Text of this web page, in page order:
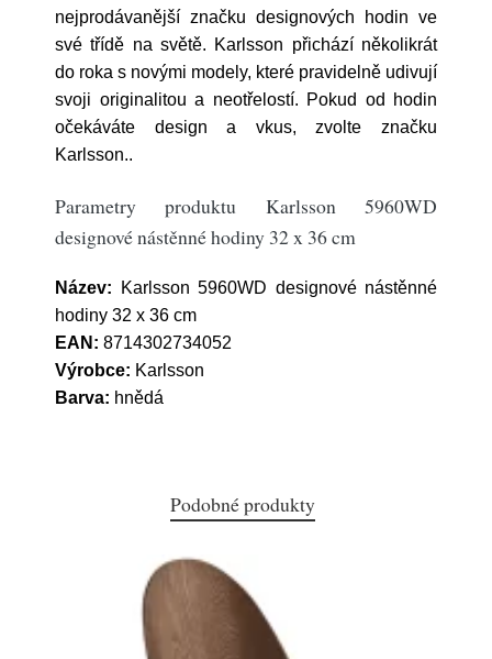
nejprodávanější značku designových hodin ve
své třídě na světě. Karlsson přichází několikrát
do roka s novými modely, které pravidelně udivují
svoji originalitou a neotřelostí. Pokud od hodin
očekáváte design a vkus, zvolte značku
Karlsson..
Parametry produktu Karlsson 5960WD
designové nástěnné hodiny 32 x 36 cm
Název: Karlsson 5960WD designové nástěnné
hodiny 32 x 36 cm
EAN: 8714302734052
Výrobce: Karlsson
Barva: hnědá
Podobné produkty